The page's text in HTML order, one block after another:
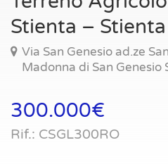
Stienta – Stienta
Via San Genesio ad.ze
Madonna di San Genesio
300.000€
Rif.: CSGL300RO